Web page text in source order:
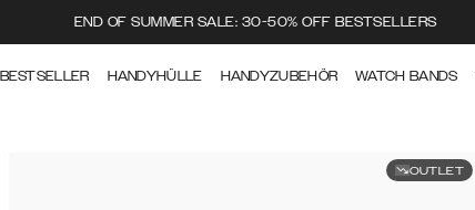
END OF SUMMER SALE: 30-50% OFF BESTSELLERS
BESTSELLER HANDYHÜLLE HANDYZUBEHÖR WATCH BANDS
OUTLET